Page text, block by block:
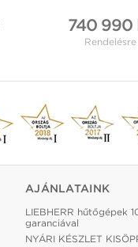
740 990
Rendelésre
AJÁNLATAINK
LIEBHERR hűtőgépek
garanciával
NYÁRI KÉSZLET